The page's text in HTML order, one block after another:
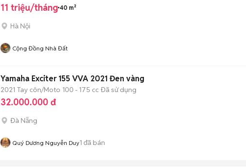
11 triệu/tháng 40 m²
Hà Nội
Cộng Đồng Nhà Đất
Yamaha Exciter 155 VVA 2021 Đen vàng
2021 Tay côn/Moto 100 - 175 cc Đã sử dụng
32.000.000 đ
Đà Nẵng
Quý Dương Nguyễn Duy1 đã bán